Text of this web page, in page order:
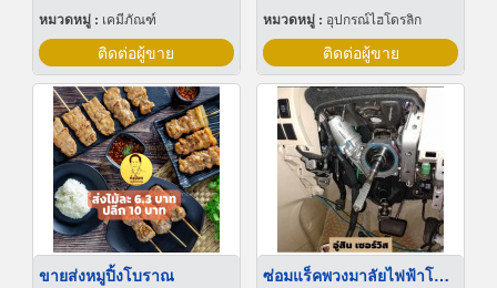
หมวดหมู่ : เคมีภัณฑ์
ติดต่อผู้ขาย
หมวดหมู่ : อุปกรณ์ไฮโดรลิก
ติดต่อผู้ขาย
ขายส่งหมูปิ้งโบราณ ซ่อมแร็คพวงมาลัยไฟฟ้าโตโยต้า